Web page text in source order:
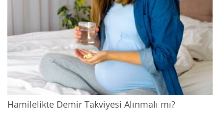
2024
Hamilelikte Demir Takviyesi Alınmalı mı?